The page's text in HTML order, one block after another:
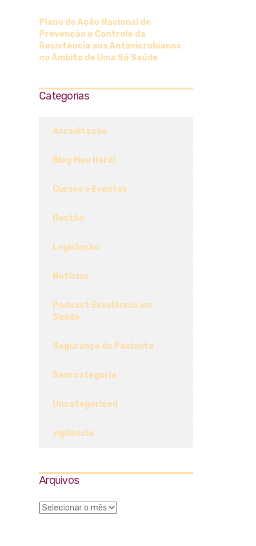
Plano de Ação Nacional de
Prevenção e Controle da
Resistência aos Antimicrobianos
no Âmbito de Uma Só Saúde
Categorias
Acreditação
Blog Meu Herói
Cursos e Eventos
Gestão
Legislação
Notícias
Podcast Excelência em
Saúde
Segurança do Paciente
Sem categoria
Uncategorized
vigilância
Arquivos